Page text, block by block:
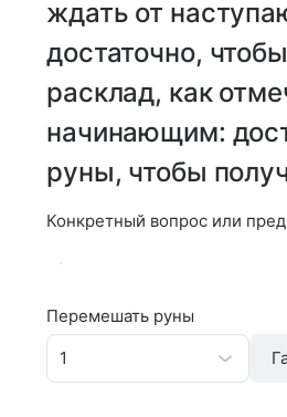
ждать от
достаточно,
расклад, как
начинающим:
руны, чтобы
Конкретный вопрос или
Перемешать руны
1